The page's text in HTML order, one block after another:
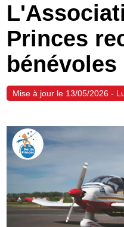
Economie
Services
Contacts
Princes
bénévoles
Mise à jour le 13/05/2026 -